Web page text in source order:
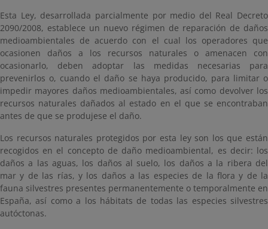
Esta Ley, desarrollada parcialmente por medio del Real Decreto
2090/2008, establece un nuevo régimen de reparación de daños
medioambientales de acuerdo con el cual los operadores que
ocasionen daños a los recursos naturales o amenacen con
ocasionarlo, deben adoptar las medidas necesarias para
prevenirlos o, cuando el daño se haya producido, para limitar o
impedir mayores daños medioambientales, así como devolver los
recursos naturales dañados al estado en el que se encontraban
antes de que se produjese el daño.
Los recursos naturales protegidos por esta ley son los que están
recogidos en el concepto de daño medioambiental, es decir: los
daños a las aguas, los daños al suelo, los daños a la ribera del
mar y de las rías, y los daños a las especies de la flora y de la
fauna silvestres presentes permanentemente o temporalmente en
España, así como a los hábitats de todas las especies silvestres
autóctonas.